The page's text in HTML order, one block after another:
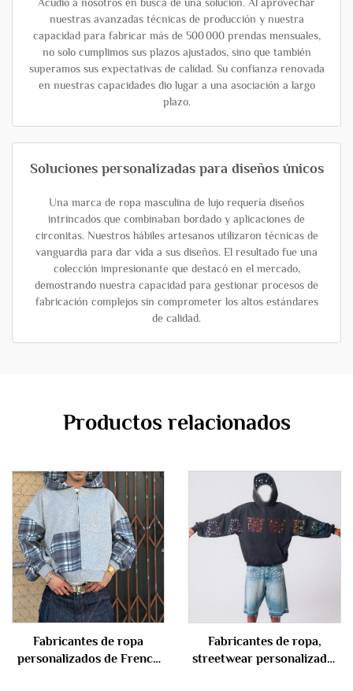
nuestras avanzadas técnicas de producción y nuestra
capacidad para fabricar más de 500 000 prendas mensuales,
no solo cumplimos sus plazos ajustados, sino que también
superamos sus expectativas de calidad. Su confianza renovada
en nuestras capacidades dio lugar a una asociación a largo
plazo.
Soluciones personalizadas para diseños únicos
Una marca de ropa masculina de lujo requería diseños
intrincados que combinaban bordado y aplicaciones de
circonitas. Nuestros hábiles artesanos utilizaron técnicas de
vanguardia para dar vida a sus diseños. El resultado fue una
colección impresionante que destacó en el mercado,
demostrando nuestra capacidad para gestionar procesos de
fabricación complejos sin comprometer los altos estándares
de calidad.
Productos relacionados
Fabricantes de ropa
personalizados de French
Fabricantes de ropa,
streetwear personalizado,